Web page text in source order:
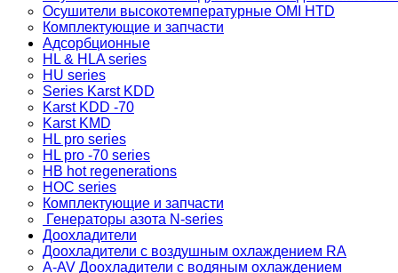
Осушители высокотемпературные OMI HTD
Комплектующие и запчасти
Адсорбционные
HL & HLA series
HU series
Series Karst KDD
Karst KDD -70
Karst KMD
HL pro series
HL pro -70 series
HB hot regenerations
HOC series
Комплектующие и запчасти
Генераторы азота N-series
Доохладители
Доохладители с воздушным охлаждением RA
A-AV Доохладители с водяным охлаждением